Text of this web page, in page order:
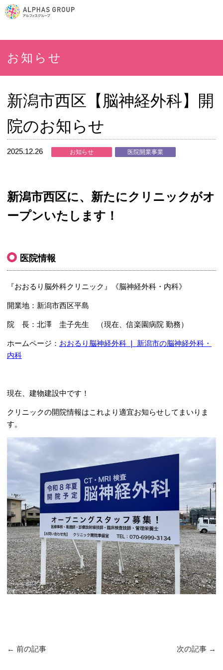
お知らせ
新潟市西区【脳神経外科】開
院のお知らせ
2025.12.26 お知らせ 医院開業事業
新潟市西区に、新たにクリニックがオ
ープンいたします！
医院情報
『おおるり脳外科クリニック』《脳神経外科・内科》
開業地：新潟市西区平島
院 長：北澤 圭子先生 （現在、信楽園病院 勤務）
ホームページ： おおるり脳神経外科 ❘ 新潟市の脳神経外科・
内科
現在、建物建設中です！
クリニックの開院情報はこれより適宜お知らせしてまいりま
す。
← 前の記事 次の記事 →